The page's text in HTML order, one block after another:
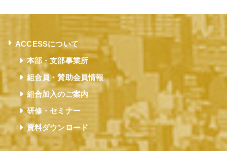
ACCESSについて
本部・支部事業所
組合員・賛助会員情報
組合加入のご案内
研修・セミナー
資料ダウンロード